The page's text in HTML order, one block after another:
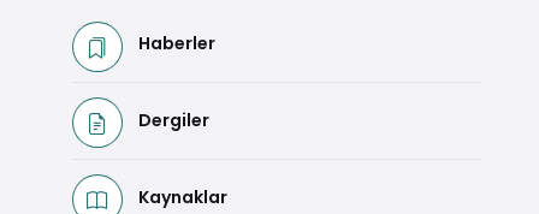
Haberler
Dergiler
Kaynaklar